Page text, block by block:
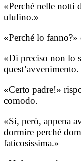
«Perché nelle notti
ululino.»
«Perché lo
«Di preciso non lo
«Certo padre!»
comodo.
«Sì, però, appena
dormire perché
faticosissima.»